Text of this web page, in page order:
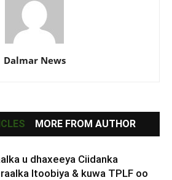
Dalmar News
MORE FROM AUTHOR
u dhaxeeya Ciidanka
Itoobiya & kuwa TPLF oo